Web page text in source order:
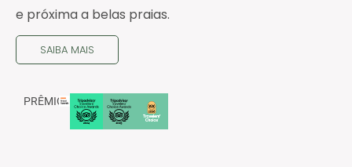
e próxima a belas praias.
SAIBA MAIS
PRÊMIOS